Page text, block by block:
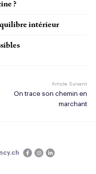
?
intérieur
Article Suivant
On trace son chemin en
marchant